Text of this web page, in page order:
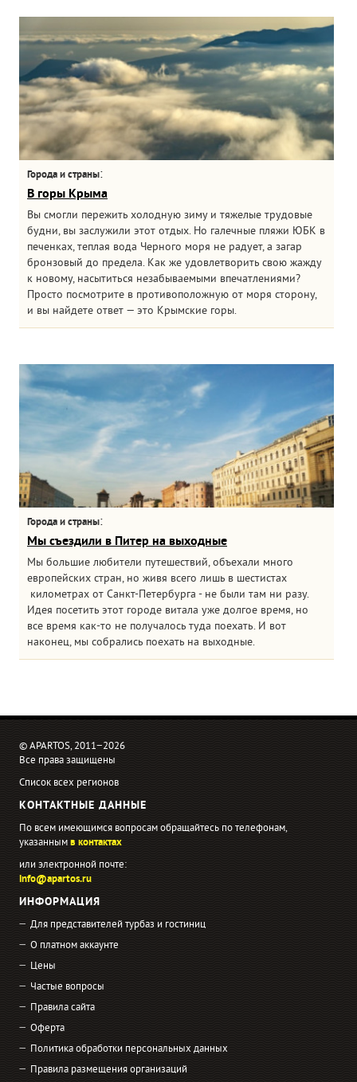
Города и страны:
В горы Крыма
Вы смогли пережить холодную зиму и тяжелые трудовые
будни, вы заслужили этот отдых. Но галечные пляжи ЮБК в
печенках, теплая вода Черного моря не радует, а загар
бронзовый до предела. Как же удовлетворить свою жажду
к новому, насытиться незабываемыми впечатлениями?
Просто посмотрите в противоположную от моря сторону,
и вы найдете ответ — это Крымские горы.
Города и страны:
Мы съездили в Питер на выходные
Мы большие любители путешествий, объехали много
европейских стран, но живя всего лишь в шестистах
километрах от Санкт-Петербурга - не были там ни разу.
Идея посетить этот городе витала уже долгое время, но
все время как-то не получалось туда поехать. И вот
наконец, мы собрались поехать на выходные.
© APARTOS, 2011−2026
Все права защищены
Список всех регионов
КОНТАКТНЫЕ ДАННЫЕ
По всем имеющимся вопросам обращайтесь по телефонам,
указаннымв контактах
или электронной почте:
info@apartos.ru
ИНФОРМАЦИЯ
Для представителей турбаз и гостиниц
О платном аккаунте
Цены
Частые вопросы
Правила сайта
Оферта
Политика обработки персональных данных
Правила размещения организаций